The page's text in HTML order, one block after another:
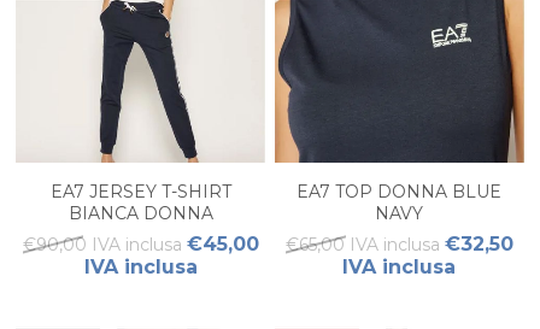
EA7 JERSEY T-SHIRT
BIANCA DONNA
€90,00 IVA inclusa €45,00
IVA inclusa
EA7 TOP DONNA BLUE
NAVY
€65,00 IVA inclusa €32,50
IVA inclusa